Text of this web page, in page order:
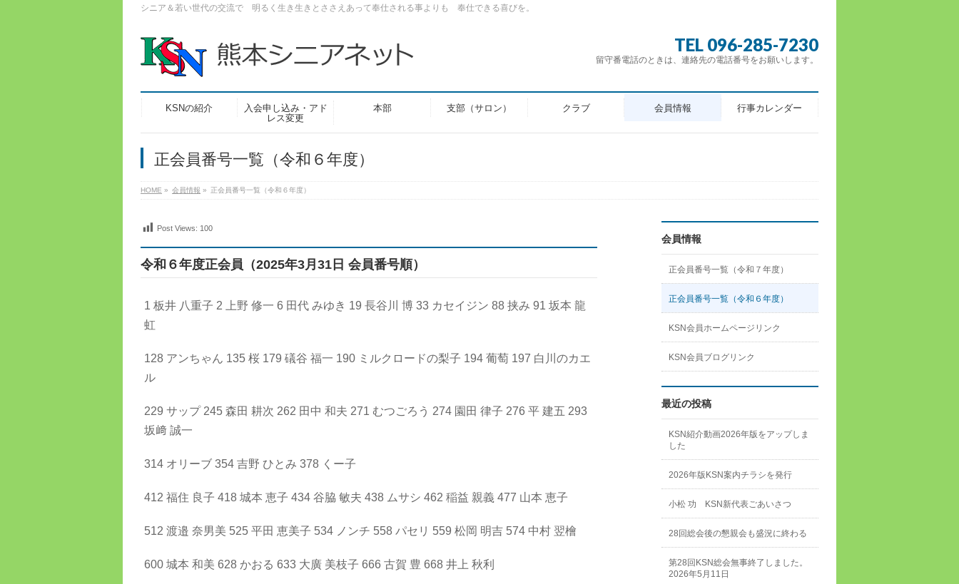
シニア＆若い世代の交流で 明るく生き生きとささえあって奉仕される事よりも 奉仕できる喜びを。
TEL 096-285-7230
留守番電話のときは、連絡先の電話番号をお願いします。
KSNの紹介
入会申し込み・アド
レス変更
本部 支部（サロン） クラブ 会員情報 行事カレンダー
正会員番号一覧（令和６年度）
HOME » 会員情報 » 正会員番号一覧（令和６年度）
Post Views: 100
令和６年度正会員（2025年3月31日 会員番号順）
1 板井 八重子 2 上野 修一 6 田代 みゆき 19 長谷川 博 33 カセイジン 88 挟み 91 坂本 龍
虹
128 アンちゃん 135 桜 179 礒谷 福一 190 ミルクロードの梨子 194 葡萄 197 白川のカエ
ル
229 サップ 245 森田 耕次 262 田中 和夫 271 むつごろう 274 園田 律子 276 平 建五 293
坂﨑 誠一
314 オリーブ 354 吉野 ひとみ 378 くー子
412 福住 良子 418 城本 恵子 434 谷脇 敏夫 438 ムサシ 462 稲益 親義 477 山本 恵子
512 渡邉 奈男美 525 平田 恵美子 534 ノンチ 558 パセリ 559 松岡 明吉 574 中村 翌檜
600 城本 和美 628 かおる 633 大廣 美枝子 666 古賀 豊 668 井上 秋利
会員情報
正会員番号一覧（令和７年度）
正会員番号一覧（令和６年度）
KSN会員ホームページリンク
KSN会員ブログリンク
最近の投稿
KSN紹介動画2026年版をアップしま
した
2026年版KSN案内チラシを発行
小松 功 KSN新代表ごあいさつ
28回総会後の懇親会も盛況に終わる
第28回KSN総会無事終了しました。
2026年5月11日